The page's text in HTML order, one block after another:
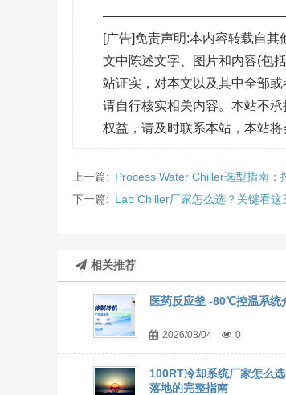
[广告]免责声明:本内容转载自
文中陈述文字、图片和内容(包
站证实，对本文以及其中全部
请自行核实相关内容。本站不
权益，请及时联系本站，本站将
上一篇: Process Water Chiller选型指南：
下一篇: Lab Chiller厂家怎么选？关键看这
相关推荐
医药反应釜 -80℃控温系统
2026/08/04 0
100RT冷却系统厂家怎么
落地的完整指南